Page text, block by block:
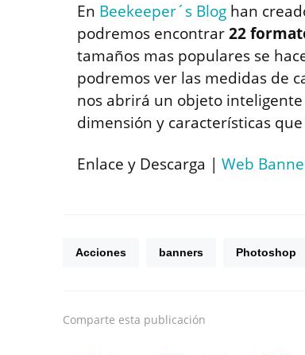
En Beekeeper´s Blog han
podremos encontrar22
tamaños mas populares se
podremos ver las medidas de
nos abrirá un objeto
dimensión y características
Enlace y Descarga | Web
Acciones banners Photoshop
Comparte esta publicación